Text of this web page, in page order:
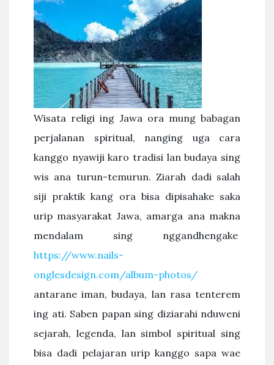
Wisata religi ing Jawa ora mung babagan
perjalanan spiritual, nanging uga cara
kanggo nyawiji karo tradisi lan budaya sing
wis ana turun-temurun. Ziarah dadi salah
siji praktik kang ora bisa dipisahake saka
urip masyarakat Jawa, amarga ana makna
mendalam sing nggandhengake
https://www.nails-
onglesdesign.com/album-photos/
antarane iman, budaya, lan rasa tenterem
ing ati. Saben papan sing diziarahi nduweni
sejarah, legenda, lan simbol spiritual sing
bisa dadi pelajaran urip kanggo sapa wae